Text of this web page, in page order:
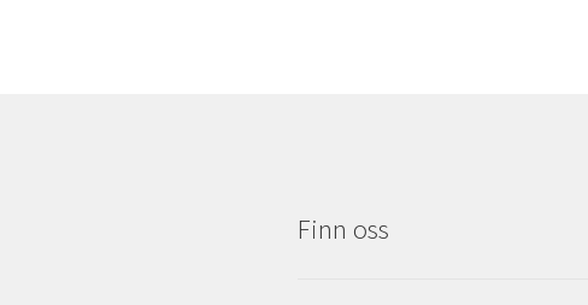
Finn oss